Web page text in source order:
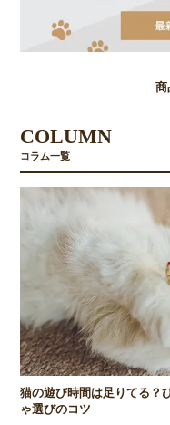
商
COLUMN
コラム一覧
猫の遊び時間は足りてる？
ゃ選びのコツ